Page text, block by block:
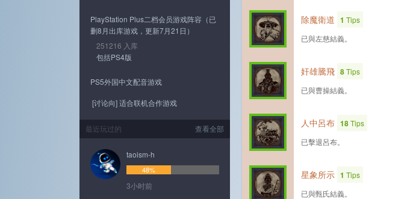
除魔衛道 1 Tips
已與左慈結義。
奸雄騰飛 8Tips
已與曹操結義。
人中呂布 18Tips
已擊退呂布。
星象所示 1 Tips
已與甄氏結義。
PlayStation Plus二档会员游戏阵容（已
删8月出库游戏，更新7月21日）
251216 入库
包括PS4版
PS5外国中文配音游戏
[讨论向] 适合联机合作游戏
查看全部
最近玩过的
taoism-h
48%
3小时前